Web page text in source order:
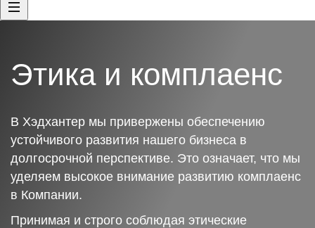
Этика и комплаенс
В Хэдхантер мы привержены обеспечению
устойчивого развития нашего бизнеса в
долгосрочной перспективе. Это означает, что мы
уделяем высокое внимание развитию комплаенс
в Компании.
Принимая и строго соблюдая этические